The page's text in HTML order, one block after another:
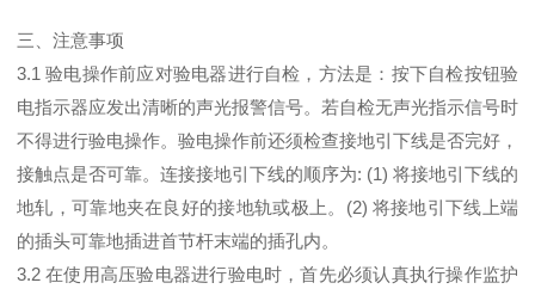
三、注意事项
3.1 验电操作前应对验电器进行自检，方法是：按下自检按钮验
电指示器应发出清晰的声光报警信号。若自检无声光指示信号时
不得进行验电操作。验电操作前还须检查接地引下线是否完好，
接触点是否可靠。连接接地引下线的顺序为: (1) 将接地引下线的
地轧，可靠地夹在良好的接地轨或极上。(2) 将接地引下线上端
的插头可靠地插进首节杆末端的插孔内。
3.2 在使用高压验电器进行验电时，首先必须认真执行操作监护